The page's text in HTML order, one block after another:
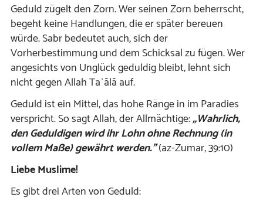
Geduld zügelt den Zorn. Wer seinen Zorn beherrscht,
begeht keine Handlungen, die er später bereuen
würde. Sabr bedeutet auch, sich der
Vorherbestimmung und dem Schicksal zu fügen. Wer
angesichts von Unglück geduldig bleibt, lehnt sich
nicht gegen Allah Taʿālā auf.
Geduld ist ein Mittel, das hohe Ränge in im Paradies
verspricht. So sagt Allah, der Allmächtige:„Wahrlich,
den Geduldigen wird ihr Lohn ohne Rechnung (in
vollem Maße) gewährt werden.”(az-Zumar, 39:10)
Liebe Muslime!
Es gibt drei Arten von Geduld: